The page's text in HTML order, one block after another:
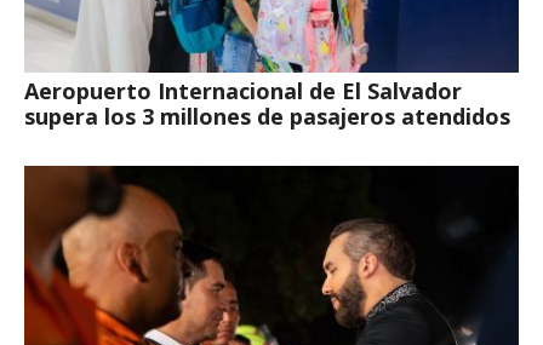
Aeropuerto Internacional de El Salvador
supera los 3 millones de pasajeros atendidos